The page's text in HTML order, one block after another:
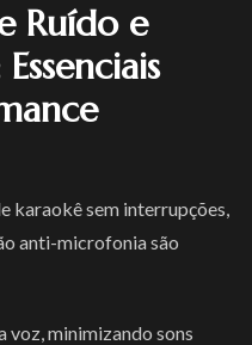
Ruído e
karaokê sem interrupções,
anti-microfonia são
voz, minimizando sons